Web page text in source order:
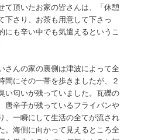
て頂いたお家の皆さんは、「休憩
下さり、お茶も用意して下さっ
にも辛い中でも気遣えるというこ
さんの家の裏側は津波によって全
間にその一帯を歩きましたが、２
い匂いが残っていました。瓦礫の
唐辛子が残っているフライパンや
、一瞬にして生活の全てが流され
。海側に向かって見えるところ全